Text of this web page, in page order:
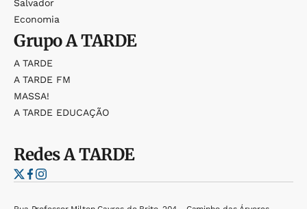
Salvador
Economia
GrupoA TARDE
A TARDE
A TARDE FM
MASSA!
A TARDE EDUCAÇÃO
RedesA TARDE